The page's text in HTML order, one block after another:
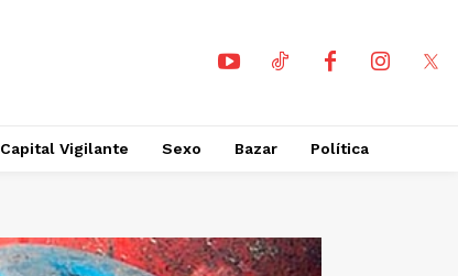
Capital Vigilante Sexo Bazar Política